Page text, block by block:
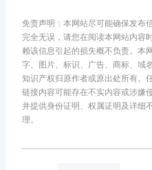
免责声明：本网站尽可能确保发布
完全无误，请您在阅读本网站内容
赖该信息引起的损失概不负责。本
字、图片、标识、广告、商标、域
知识产权归原作者或原出处所有。
链接内容可能存在不实内容或涉嫌
并提供身份证明、权属证明及详细
理。